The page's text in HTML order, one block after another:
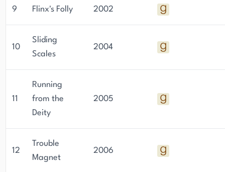
9 Flinx's Folly 2002
10
Sliding
Scales
2004
11
Running
from the
Deity
2005
12
Trouble
Magnet
2006